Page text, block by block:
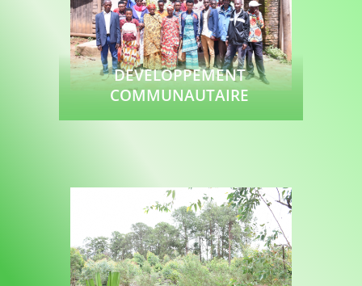
DEVELOPPEMENT
COMMUNAUTAIRE